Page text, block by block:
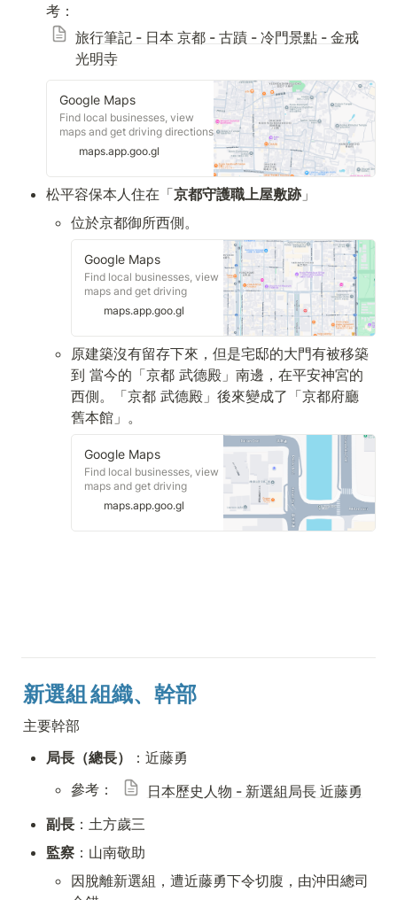
考：
旅行筆記 - 日本 京都 - 古蹟 - 冷門景點 - 金戒
光明寺
Google Maps
Find local businesses, view
maps and get driving directions
in Google Maps.
maps.app.goo.gl
松平容保本人住在「京都守護職上屋敷跡」
位於京都御所西側。
Google Maps
Find local businesses, view
maps and get driving
directions in Google Maps.
maps.app.goo.gl
原建築沒有留存下來，但是宅邸的大門有被移築
到 當今的「京都 武德殿」南邊，在平安神宮的
西側。「京都 武德殿」後來變成了「京都府廳
舊本館」。
Google Maps
Find local businesses, view
maps and get driving
directions in Google Maps.
maps.app.goo.gl
新選組 組織、幹部
主要幹部
局長（總長）
：近藤勇
參考：
日本歷史人物 - 新選組局長 近藤勇
副長 ：土方歲三
監察 ：山南敬助
因脫離新選組，遭近藤勇下令切腹，由沖田總司